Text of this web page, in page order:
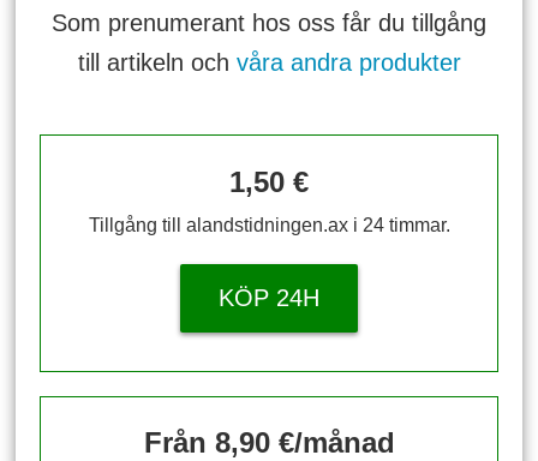
Som prenumerant hos oss får du tillgång
till artikeln och våra andra produkter
1,50 €
Tillgång till alandstidningen.ax i 24 timmar.
KÖP 24H
Från 8,90 €/månad